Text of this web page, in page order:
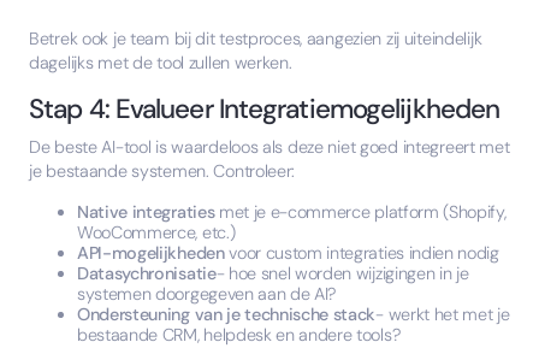
Betrek ook je team bij dit testproces, aangezien zij uiteindelijk
dagelijks met de tool zullen werken.
Stap 4: Evalueer Integratiemogelijkheden
De beste AI-tool is waardeloos als deze niet goed integreert met
je bestaande systemen. Controleer:
Native integratiesmet je e-commerce platform (Shopify,
WooCommerce, etc.)
API-mogelijkhedenvoor custom integraties indien nodig
Datasychronisatie- hoe snel worden wijzigingen in je
systemen doorgegeven aan de AI?
Ondersteuning van je technische stack- werkt het met je
bestaande CRM, helpdesk en andere tools?